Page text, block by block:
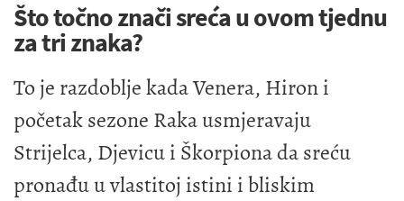
Što točno znači sreća u ovom tjednu
za tri znaka?
To je razdoblje kada Venera, Hiron i
početak sezone Raka usmjeravaju
Strijelca, Djevicu i Škorpiona da sreću
pronađu u vlastitoj istini i bliskim